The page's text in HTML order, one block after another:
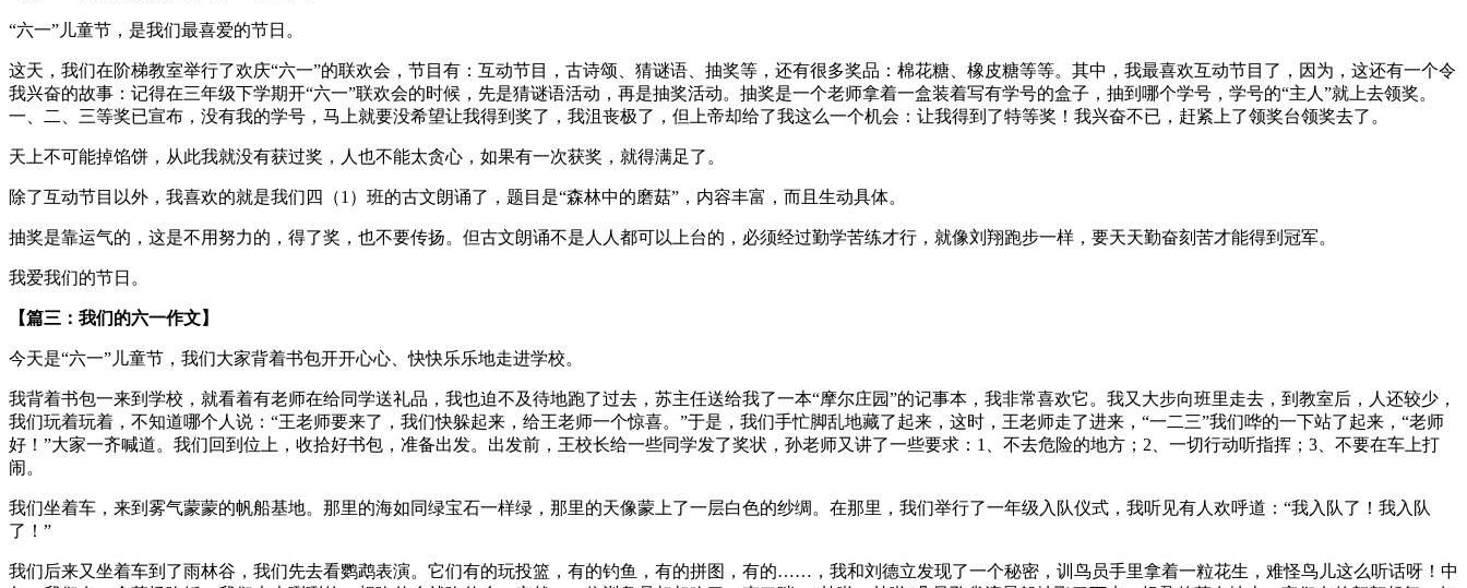
“六一”儿童节，是我们最喜爱的节日。
这天，我们在阶梯教室举行了欢庆“六一”的联欢会，节目有：互动节目，古诗颂、猜谜语、抽奖等，还有很多奖品：棉花糖、橡皮糖等等。其中，我最喜欢互动节目了，因为，这还有一个令
我兴奋的故事：记得在三年级下学期开“六一”联欢会的时候，先是猜谜语活动，再是抽奖活动。抽奖是一个老师拿着一盒装着写有学号的盒子，抽到哪个学号，学号的“主人”就上去领奖。
一、二、三等奖已宣布，没有我的学号，马上就要没希望让我得到奖了，我沮丧极了，但上帝却给了我这么一个机会：让我得到了特等奖！我兴奋不已，赶紧上了领奖台领奖去了。
天上不可能掉馅饼，从此我就没有获过奖，人也不能太贪心，如果有一次获奖，就得满足了。
除了互动节目以外，我喜欢的就是我们四（1）班的古文朗诵了，题目是“森林中的磨菇”，内容丰富，而且生动具体。
抽奖是靠运气的，这是不用努力的，得了奖，也不要传扬。但古文朗诵不是人人都可以上台的，必须经过勤学苦练才行，就像刘翔跑步一样，要天天勤奋刻苦才能得到冠军。
我爱我们的节日。
【篇三：我们的六一作文】
今天是“六一”儿童节，我们大家背着书包开开心心、快快乐乐地走进学校。
我背着书包一来到学校，就看着有老师在给同学送礼品，我也迫不及待地跑了过去，苏主任送给我了一本“摩尔庄园”的记事本，我非常喜欢它。我又大步向班里走去，到教室后，人还较少，
我们玩着玩着，不知道哪个人说：“王老师要来了，我们快躲起来，给王老师一个惊喜。”于是，我们手忙脚乱地藏了起来，这时，王老师走了进来，“一二三”我们哗的一下站了起来，“老师
好！”大家一齐喊道。我们回到位上，收拾好书包，准备出发。出发前，王校长给一些同学发了奖状，孙老师又讲了一些要求：1、不去危险的地方；2、一切行动听指挥；3、不要在车上打
闹。
我们坐着车，来到雾气蒙蒙的帆船基地。那里的海如同绿宝石一样绿，那里的天像蒙上了一层白色的纱绸。在那里，我们举行了一年级入队仪式，我听见有人欢呼道：“我入队了！我入队
了！”
我们后来又坐着车到了雨林谷，我们先去看鹦鹉表演。它们有的玩投篮，有的钓鱼，有的拼图，有的……，我和刘德立发现了一个秘密，训鸟员手里拿着一粒花生，难怪鸟儿这么听话呀！中